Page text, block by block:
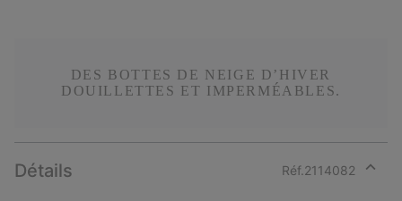
DES BOTTES DE NEIGE D’HIVER
DOUILLETTES ET IMPERMÉABLES.
Détails Réf. 2114082